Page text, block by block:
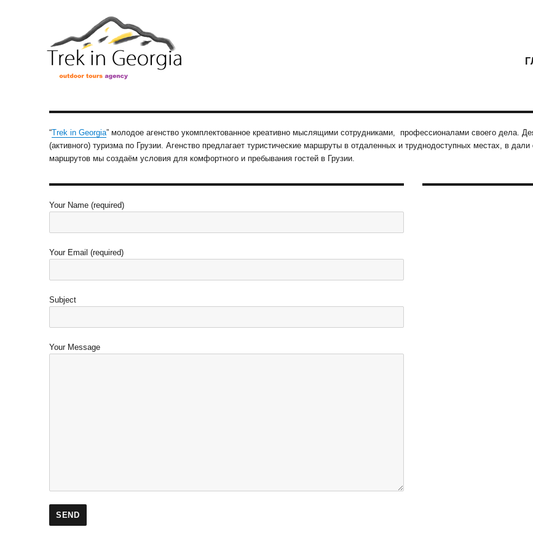
“Trek in Georgia” молодое агенство укомплектованное креативно мыслящими сотрудниками, профессионалами своего дела.
(активного) туризма по Грузии. Агенство предлагает туристические маршруты в отдаленных и труднодоступных местах, в
маршрутов мы создаём условия для комфортного и пребывания гостей в Грузии.
Your Name (required)
Your Email (required)
Subject
Your Message